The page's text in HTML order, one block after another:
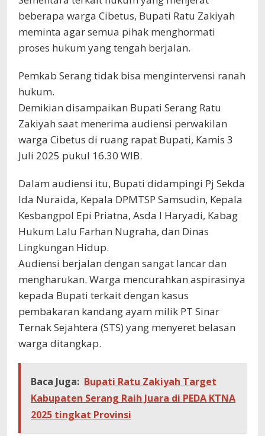
beberapa warga Cibetus, Bupati Ratu Zakiyah
meminta agar semua pihak menghormati
proses hukum yang tengah berjalan.
Pemkab Serang tidak bisa mengintervensi ranah
hukum.
Demikian disampaikan Bupati Serang Ratu
Zakiyah saat menerima audiensi perwakilan
warga Cibetus di ruang rapat Bupati, Kamis 3
Juli 2025 pukul 16.30 WIB.
Dalam audiensi itu, Bupati didampingi Pj Sekda
Ida Nuraida, Kepala DPMTSP Samsudin, Kepala
Kesbangpol Epi Priatna, Asda I Haryadi, Kabag
Hukum Lalu Farhan Nugraha, dan Dinas
Lingkungan Hidup.
Audiensi berjalan dengan sangat lancar dan
mengharukan. Warga mencurahkan aspirasinya
kepada Bupati terkait dengan kasus
pembakaran kandang ayam milik PT Sinar
Ternak Sejahtera (STS) yang menyeret belasan
warga ditangkap.
Baca Juga: Bupati Ratu Zakiyah Target
Kabupaten Serang Raih Juara di PEDA KTNA
2025 tingkat Provinsi